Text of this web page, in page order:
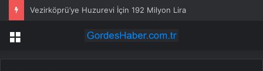
Vezirköprü’ye Huzurevi İçin 192 Milyon Lira
Menü